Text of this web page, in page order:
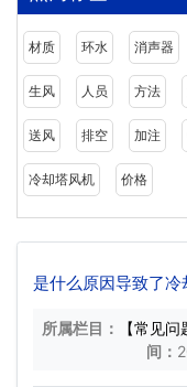
材质 环水 消声器
生风 人员 方法
送风 排空 加注
冷却塔风机 价格
是什么原因导致了冷
所属栏目： 【常见问
间：